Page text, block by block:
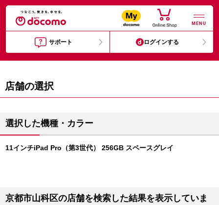
MENU
サポート ログインする
店舗の選択
選択した機種・カラー
11インチiPad Pro（第3世代） 256GB スペースグレイ
京都市山科区の店舗を検索した結果を表示していま